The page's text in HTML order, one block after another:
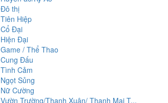
Đô thị
Tiên Hiệp
Cổ Đại
Hiện Đại
Game / Thể Thao
Cung Đấu
Tình Cảm
Ngọt Sủng
Nữ Cường
Vườn Trường/Thanh Xuân/ Thanh Mai T...